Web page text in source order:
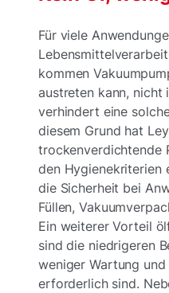
Für viele
kommen
austreten kann, nicht
verhindert eine
diesem Grund hat
trockenverdichtende
den Hygienekriterien
die Sicherheit bei
Füllen,
Ein weiterer Vorteil
sind die niedrigeren
weniger Wartung
erforderlich sind.